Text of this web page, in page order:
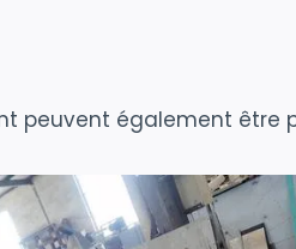
peuvent également être